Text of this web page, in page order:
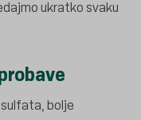
ukratko svaku
bolje